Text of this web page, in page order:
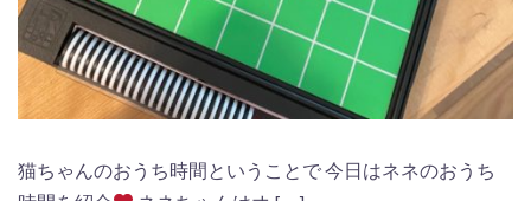
猫ちゃんのおうち時間ということで 今日はネネのおうち